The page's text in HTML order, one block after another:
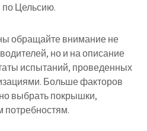
по Цельсию.
обращайте внимание не
но и на описание
испытаний, проведенных
Больше факторов
выбрать покрышки,